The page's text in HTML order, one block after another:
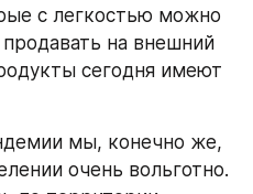
с легкостью можно
на внешний
сегодня имеют
мы, конечно же,
очень вольготно.